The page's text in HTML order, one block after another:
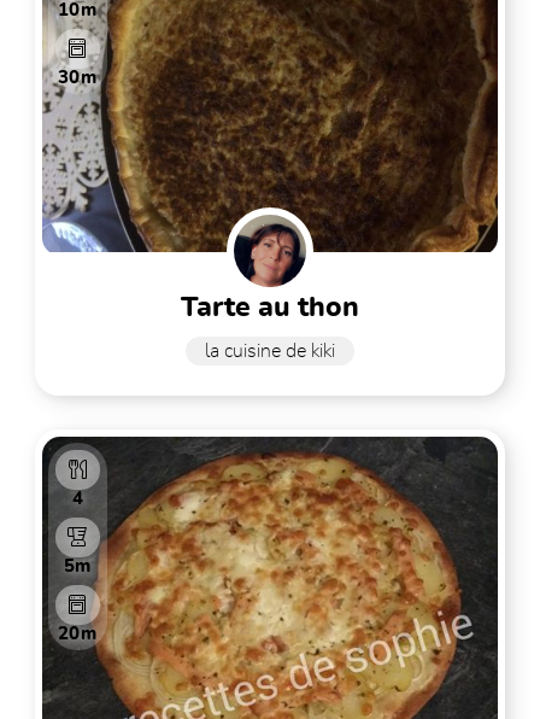
10m
30m
tarte au thon
la cuisine de kiki
4
5m
20m